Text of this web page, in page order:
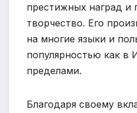
престижных наград и
творчество. Его
на многие языки и
популярностью как в
пределами.
Благодаря своему